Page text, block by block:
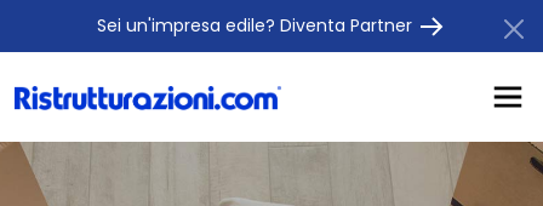
Sei un'impresa edile? Diventa Partner